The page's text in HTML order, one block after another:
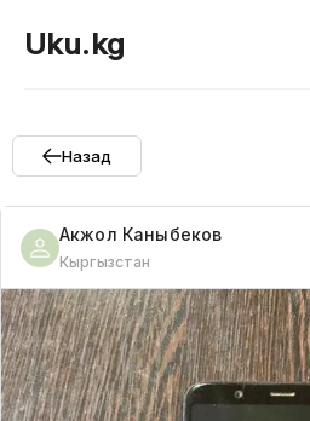
Uku.kg
Назад
Акжол Каныбеков
Кыргызстан